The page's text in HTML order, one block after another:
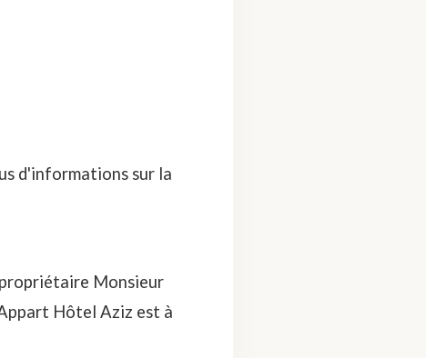
d'informations sur la
Monsieur
Hôtel Aziz est à